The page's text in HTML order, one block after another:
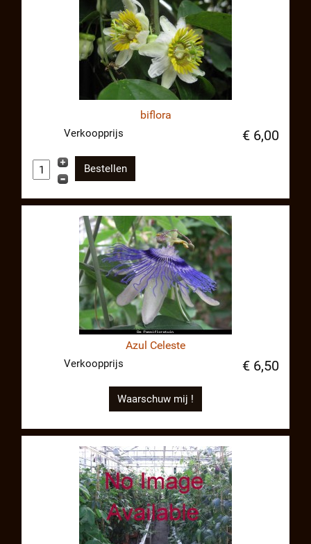
biflora
Verkoopprijs € 6,00
Azul Celeste
Verkoopprijs € 6,50
Waarschuw mij !